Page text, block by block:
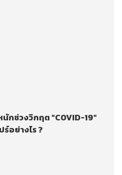
กช่วงวิกฤต "COVID-19"
อย่างไร ?